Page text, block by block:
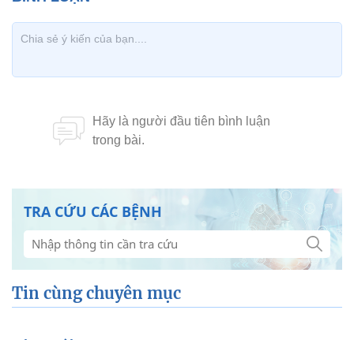
TRA CỨU CÁC BỆNH
Tin cùng chuyên mục